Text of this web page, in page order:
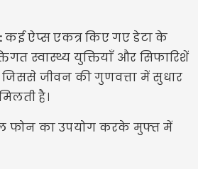
कई ऐप्स एकत्र किए गए डेटा के
स्वास्थ्य युक्तियाँ और सिफारिशें
जिससे जीवन की गुणवत्ता में सुधार
है।